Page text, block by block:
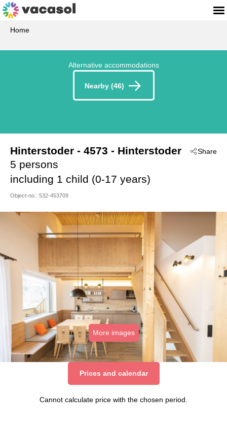
Home
Alternative accommodations
Nearby (46)
Share
Hinterstoder - 4573 - Hinterstoder
5 persons
including 1 child (0-17 years)
Object-no.: 532-453709
More images
Prices and calendar
Cannot calculate price with the chosen period.